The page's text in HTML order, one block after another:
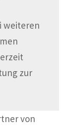
weiteren
zur
von